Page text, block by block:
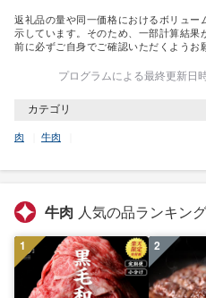
返礼品の量や同一価格におけるボリュ
示しています。そのため、一部計算結
前に必ずご自身でご確認いただくようお
プログラムによる最終更新日
カテゴリ
肉 牛肉
牛肉 人気の品ランキング
1 2